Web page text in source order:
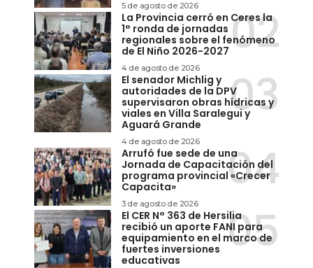
5 de agosto de 2026
La Provincia cerró en Ceres la
1° ronda de jornadas
regionales sobre el fenómeno
de El Niño 2026-2027
4 de agosto de 2026
El senador Michlig y
autoridades de la DPV
supervisaron obras hídricas y
viales en Villa Saralegui y
Aguará Grande
4 de agosto de 2026
Arrufó fue sede de una
Jornada de Capacitación del
programa provincial «Crecer
Capacita»
3 de agosto de 2026
El CER N° 363 de Hersilia
recibió un aporte FANI para
equipamiento en el marco de
fuertes inversiones
educativas